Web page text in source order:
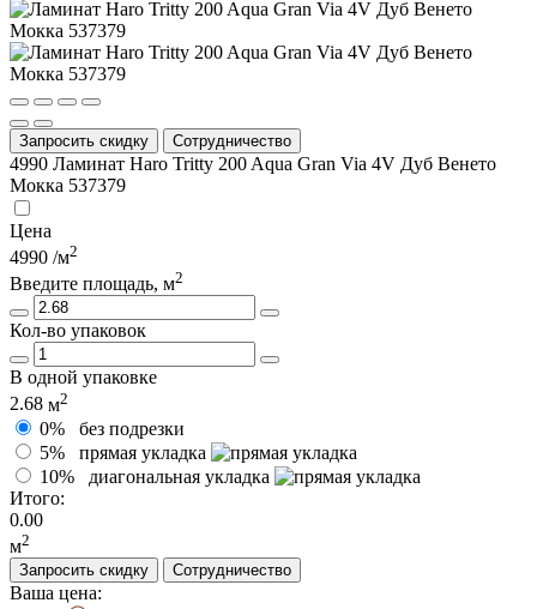
Запросить скидку Сотрудничество
4990 Ламинат Haro Tritty 200 Aqua Gran Via 4V Дуб Венето
Мoккa 537379
Цена
4990 /м2
Введите площадь, м2
Кол-во упаковок
В одной упаковке
2.68 м2
0% без подрезки
5% прямая укладка
10% диагональная укладка
Итого:
0.00
м2
Запросить скидку
Сотрудничество
Ваша цена: